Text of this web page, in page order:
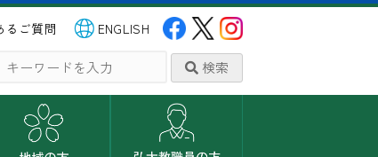
るご質問 ENGLISH
検索